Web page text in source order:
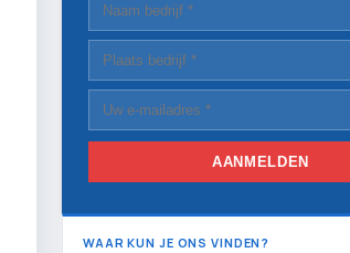
AANMELDEN
WAAR KUN JE ONS VINDEN?